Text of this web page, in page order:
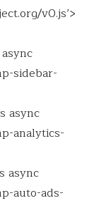
v0.js’>
sidebar-
async
analytics-
async
auto-ads-